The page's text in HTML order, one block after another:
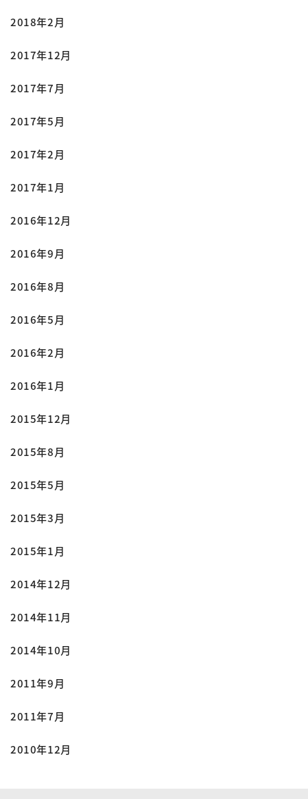
2018年2月
2017年12月
2017年7月
2017年5月
2017年2月
2017年1月
2016年12月
2016年9月
2016年8月
2016年5月
2016年2月
2016年1月
2015年12月
2015年8月
2015年5月
2015年3月
2015年1月
2014年12月
2014年11月
2014年10月
2011年9月
2011年7月
2010年12月